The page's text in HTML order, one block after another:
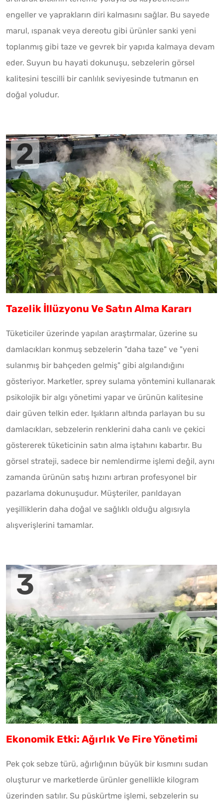
engeller ve yaprakların diri kalmasını sağlar. Bu sayede
marul, ıspanak veya dereotu gibi ürünler sanki yeni
toplanmış gibi taze ve gevrek bir yapıda kalmaya devam
eder. Suyun bu hayati dokunuşu, sebzelerin görsel
kalitesini tescilli bir canlılık seviyesinde tutmanın en
doğal yoludur.
Tazelik İllüzyonu Ve Satın Alma Kararı
Tüketiciler üzerinde yapılan araştırmalar, üzerine su
damlacıkları konmuş sebzelerin "daha taze" ve "yeni
sulanmış bir bahçeden gelmiş" gibi algılandığını
gösteriyor. Marketler, sprey sulama yöntemini kullanarak
psikolojik bir algı yönetimi yapar ve ürünün kalitesine
dair güven telkin eder. Işıkların altında parlayan bu su
damlacıkları, sebzelerin renklerini daha canlı ve çekici
göstererek tüketicinin satın alma iştahını kabartır. Bu
görsel strateji, sadece bir nemlendirme işlemi değil, aynı
zamanda ürünün satış hızını artıran profesyonel bir
pazarlama dokunuşudur. Müşteriler, parıldayan
yeşilliklerin daha doğal ve sağlıklı olduğu algısıyla
alışverişlerini tamamlar.
Ekonomik Etki: Ağırlık Ve Fire Yönetimi
Pek çok sebze türü, ağırlığının büyük bir kısmını sudan
oluşturur ve marketlerde ürünler genellikle kilogram
üzerinden satılır. Su püskürtme işlemi, sebzelerin su